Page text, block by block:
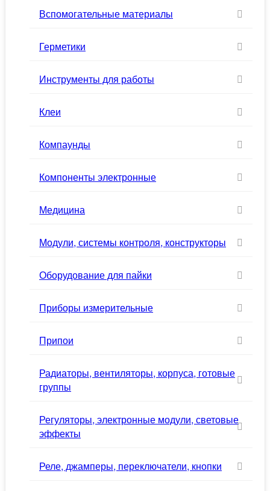
Вспомогательные материалы
Герметики
Инструменты для работы
Клеи
Компаунды
Компоненты электронные
Медицина
Модули, системы контроля, конструкторы
Оборудование для пайки
Приборы измерительные
Припои
Радиаторы, вентиляторы, корпуса, готовые
группы
Регуляторы, электронные модули, световые
эффекты
Реле, джамперы, переключатели, кнопки